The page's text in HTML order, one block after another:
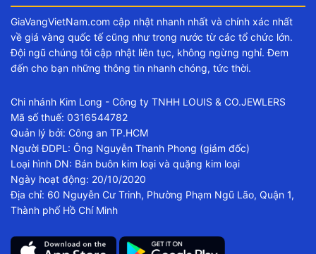
GiaVangVietNam.com cập nhật nhanh nhất và chính xác nhất
về giá vàng quốc tế cũng như trong nước từ các tổ chức lớn.
Đội ngũ chúng tôi cập nhật liên tục, không ngừng nghỉ. Đem
đến cho bạn những thông tin nhanh chóng, tức thời.
Chi nhánh Kim Long - Công ty TNHH LOUIS & CO.JEWLERS
Mã số thuế: 0316544782
Quản lý bởi: Công an TP.HCM
Người ĐDPL: Ông Nguyễn Thanh Phong (giám đốc)
Loại hình DN: Bán buôn kim loại và quặng kim loại
Ngày hoạt động: 20/10/2020
Địa chỉ: 60 Nguyễn Cư Trinh, Phường Phạm Ngũ Lão, Quận 1,
Thành phố Hồ Chí Minh